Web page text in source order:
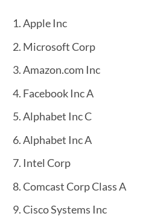
Apple Inc
Microsoft Corp
Amazon.com Inc
Facebook Inc A
Alphabet Inc C
Alphabet Inc A
Intel Corp
Comcast Corp Class A
Cisco Systems Inc